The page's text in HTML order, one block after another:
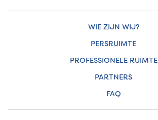
WIE ZIJN WIJ?
PERSRUIMTE
PROFESSIONELE RUIMTE
PARTNERS
FAQ